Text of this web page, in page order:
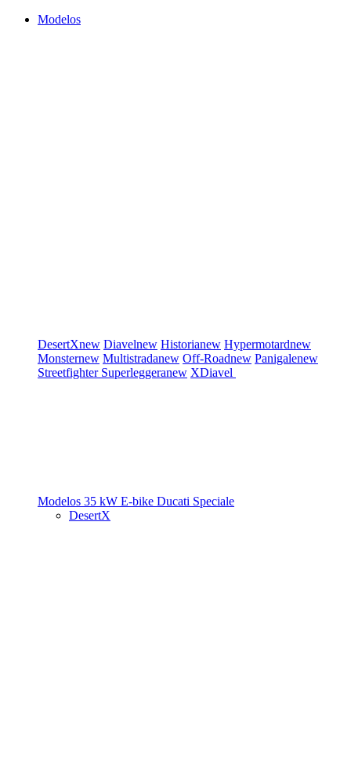
Modelos
DesertXnew Diavelnew Historianew Hypermotardnew
Monsternew Multistradanew Off-Roadnew Panigalenew
Streetfighter Superleggeranew XDiavel
Modelos 35 kW E-bike Ducati Speciale
DesertX